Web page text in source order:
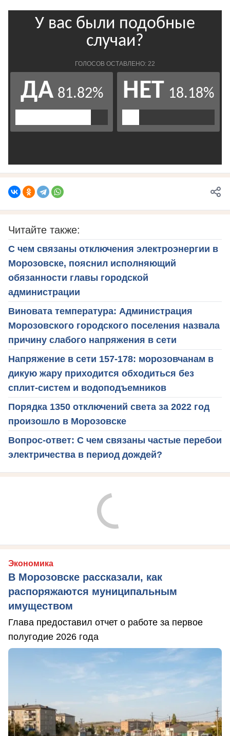
Читайте также:
С чем связаны отключения электроэнергии в
Морозовске, пояснил исполняющий
обязанности главы городской
администрации
Виновата температура: Администрация
Морозовского городского поселения назвала
причину слабого напряжения в сети
Напряжение в сети 157-178: морозовчанам в
дикую жару приходится обходиться без
сплит-систем и водоподъемников
Порядка 1350 отключений света за 2022 год
произошло в Морозовске
Вопрос-ответ: С чем связаны частые перебои
электричества в период дождей?
Экономика
В Морозовске рассказали, как
распоряжаются муниципальным
имуществом
Глава предоставил отчет о работе за первое
полугодие 2026 года